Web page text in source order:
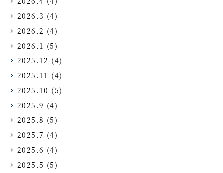
2026.3 (4)
2026.2 (4)
2026.1 (5)
2025.12 (4)
2025.11 (4)
2025.10 (5)
2025.9 (4)
2025.8 (5)
2025.7 (4)
2025.6 (4)
2025.5 (5)